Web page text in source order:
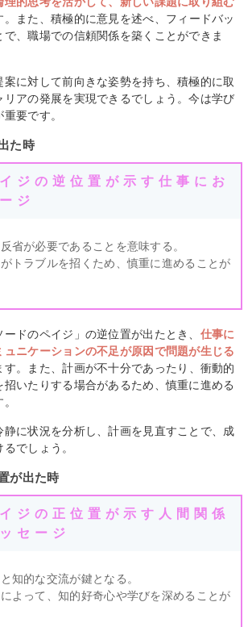
。また、積極的に意見を述べ、フィードバッ
、職場での信頼関係を築くことができま
案に対して前向きな姿勢を持ち、積極的に取
リアの発展を実現できるでしょう。今は学び
要です。
た時
ジの逆位置が示す仕事にお
ジ
省が必要であることを意味する。
トラブルを招くため、慎重に進めることが
ドのペイジ」の逆位置が出たとき、 仕事に
ュニケーションの不足が原因で問題が生じる
す。また、計画が不十分であったり、衝動的
招いたりする場合があるため、慎重に進める
静に状況を分析し、計画を見直すことで、成
でしょう。
が出た時
ジの正位置が示す人間関係
セージ
知的な交流が鍵となる。
よって、知的好奇心や学びを深めることが